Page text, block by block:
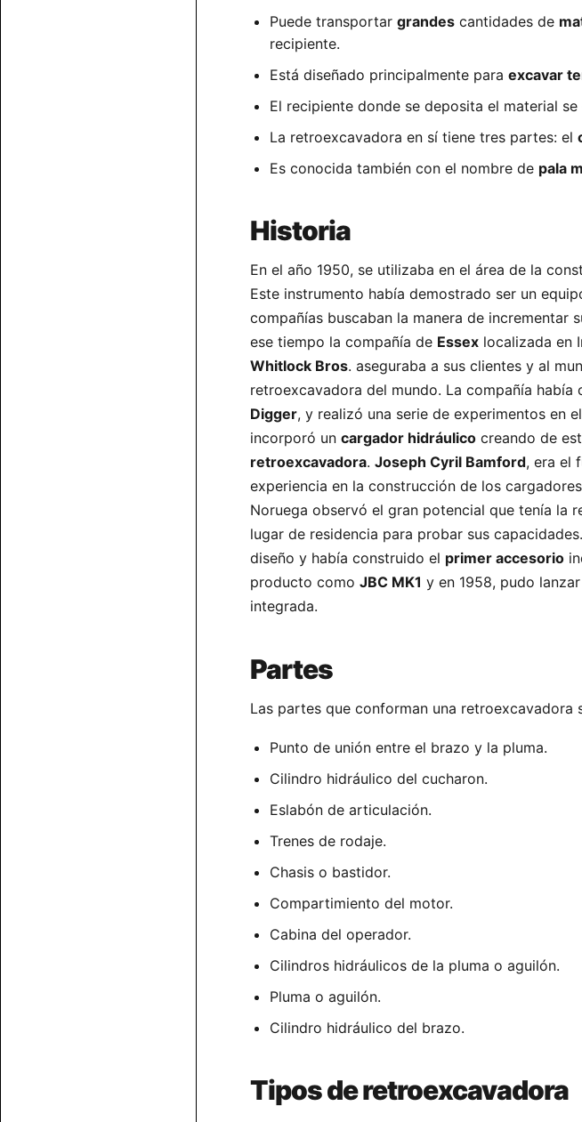
Puede transportar grandes cantidades de
recipiente.
Está diseñado principalmente para excavar
El recipiente donde se deposita el material
La retroexcavadora en sí tiene tres partes: el
Es conocida también con el nombre de pala
Historia
En el año 1950, se utilizaba en el área de la
Este instrumento había demostrado ser un
compañías buscaban la manera de incrementar
ese tiempo la compañía de Essex localizada en
Whitlock Bros. aseguraba a sus clientes y al
retroexcavadora del mundo. La compañía había
Digger, y realizó una serie de experimentos en
incorporó un cargador hidráulico creando de
retroexcavadora. Joseph Cyril Bamford, era el
experiencia en la construcción de los
Noruega observó el gran potencial que tenía la
lugar de residencia para probar sus
diseño y había construido el primer accesorio
producto como JBC MK1 y en 1958, pudo
integrada.
Partes
Las partes que conforman una retroexcavadora
Punto de unión entre el brazo y la pluma.
Cilindro hidráulico del cucharon.
Eslabón de articulación.
Trenes de rodaje.
Chasis o bastidor.
Compartimiento del motor.
Cabina del operador.
Cilindros hidráulicos de la pluma o aguilón.
Pluma o aguilón.
Cilindro hidráulico del brazo.
Tipos de retroexcavadora